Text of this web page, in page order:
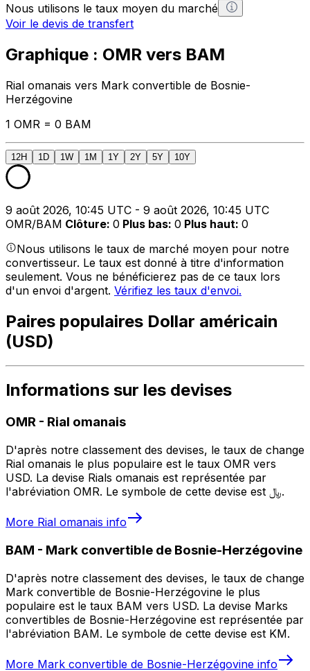
Nous utilisons le taux moyen du marché
Voir le devis de transfert
Graphique : OMR vers BAM
Rial omanais vers Mark convertible de Bosnie-
Herzégovine
1 OMR = 0 BAM
12H 1D 1W 1M 1Y 2Y 5Y 10Y
9 août 2026, 10:45 UTC - 9 août 2026, 10:45 UTC
OMR/BAM Clôture: 0 Plus bas: 0 Plus haut: 0
Nous utilisons le taux de marché moyen pour notre
convertisseur. Le taux est donné à titre d'information
seulement. Vous ne bénéficierez pas de ce taux lors
d'un envoi d'argent. Vérifiez les taux d'envoi.
Paires populaires Dollar américain
(USD)
Informations sur les devises
OMR - Rial omanais
D'après notre classement des devises, le taux de change
Rial omanais le plus populaire est le taux OMR vers
USD. La devise Rials omanais est représentée par
l'abréviation OMR. Le symbole de cette devise est ﷼.
More Rial omanais info
BAM - Mark convertible de Bosnie-Herzégovine
D'après notre classement des devises, le taux de change
Mark convertible de Bosnie-Herzégovine le plus
populaire est le taux BAM vers USD. La devise Marks
convertibles de Bosnie-Herzégovine est représentée par
l'abréviation BAM. Le symbole de cette devise est KM.
More Mark convertible de Bosnie-Herzégovine info